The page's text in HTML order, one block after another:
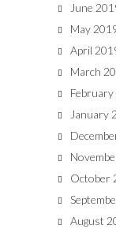
June
May
April
March
January
October
August